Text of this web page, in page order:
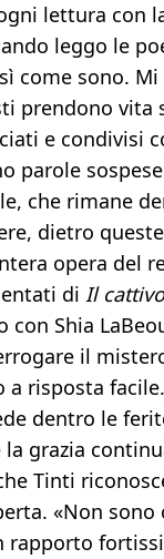
lettura con
leggo le
come sono.
prendono vita
e condivisi
parole
che rimane
dietro
opera del
di Il
con Shia
il
a risposta
dentro le
grazia
Tinti
«Non
rapporto